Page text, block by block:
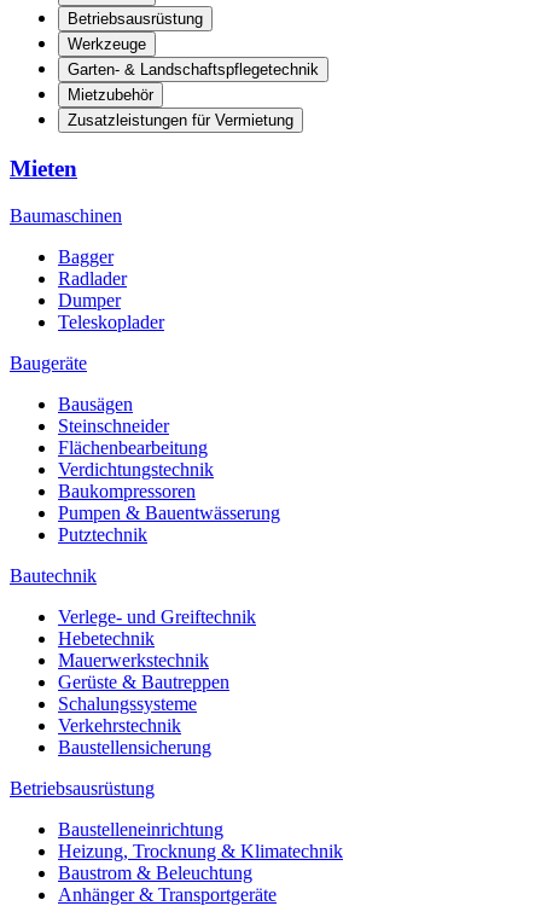
Betriebsausrüstung
Werkzeuge
Garten- & Landschaftspflegetechnik
Mietzubehör
Zusatzleistungen für Vermietung
Mieten
Baumaschinen
Bagger
Radlader
Dumper
Teleskoplader
Baugeräte
Bausägen
Steinschneider
Flächenbearbeitung
Verdichtungstechnik
Baukompressoren
Pumpen & Bauentwässerung
Putztechnik
Bautechnik
Verlege- und Greiftechnik
Hebetechnik
Mauerwerkstechnik
Gerüste & Bautreppen
Schalungssysteme
Verkehrstechnik
Baustellensicherung
Betriebsausrüstung
Baustelleneinrichtung
Heizung, Trocknung & Klimatechnik
Baustrom & Beleuchtung
Anhänger & Transportgeräte